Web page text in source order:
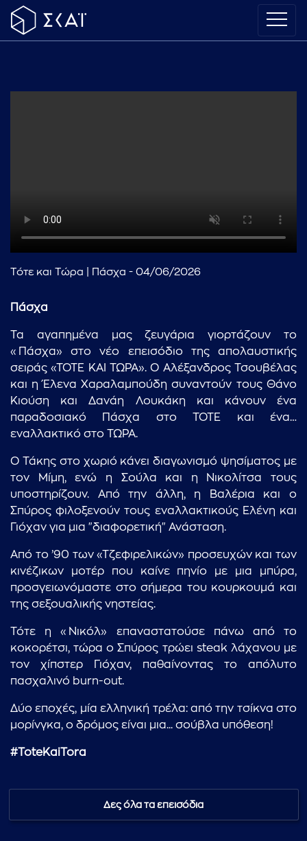
Τότε και Τώρα | Πάσχα - 04/06/2026
Πάσχα
Τα αγαπημένα μας ζευγάρια γιορτάζουν το
«Πάσχα» στο νέο επεισόδιο της απολαυστικής
σειράς «ΤΟΤΕ ΚΑΙ ΤΩΡΑ». Ο Αλέξανδρος Τσουβέλας
και η Έλενα Χαραλαμπούδη συναντούν τους Θάνο
Κιούση και Δανάη Λουκάκη και κάνουν ένα
παραδοσιακό Πάσχα στο ΤΟΤΕ και ένα…
εναλλακτικό στο ΤΩΡΑ.
Ο Τάκης στο χωριό κάνει διαγωνισμό ψησίματος με
τον Μίμη, ενώ η Σούλα και η Νικολίτσα τους
υποστηρίζουν. Από την άλλη, η Βαλέρια και ο
Σπύρος φιλοξενούν τους εναλλακτικούς Ελένη και
Γιόχαν για μια "διαφορετική" Ανάσταση.
Από το ’90 των «Τζεφιρελικών» προσευχών και των
κινέζικων μοτέρ που καίνε πηνίο με μια μπύρα,
προσγειωνόμαστε στο σήμερα του κουρκουμά και
της σεξουαλικής νηστείας.
Τότε η «Νικόλ» επαναστατούσε πάνω από το
κοκορέτσι, τώρα ο Σπύρος τρώει steak λάχανου με
τον χίπστερ Γιόχαν, παθαίνοντας το απόλυτο
πασχαλινό burn-out.
Δύο εποχές, μία ελληνική τρέλα: από την τσίκνα στο
μορίνγκα, ο δρόμος είναι μια... σούβλα υπόθεση!
#ToteKaiTora
Δες όλα τα επεισόδια